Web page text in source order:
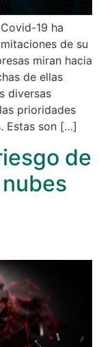
19 ha
de su
miran hacia
de ellas
diversas
prioridades
Estas son […]
de